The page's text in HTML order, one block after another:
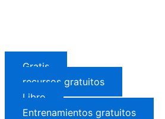
Gratis
recursos gratuitos
Libro
Entrenamientos gratuitos